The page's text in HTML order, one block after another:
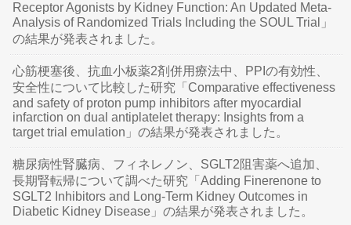
Receptor Agonists by Kidney Function: An Updated Meta-
Analysis of Randomized Trials Including the SOUL Trial」
の結果が発表されました。
心筋梗塞後、抗血小板薬2剤併用療法中、PPIの有効性、
安全性について比較した研究「Comparative effectiveness
and safety of proton pump inhibitors after myocardial
infarction on dual antiplatelet therapy: Insights from a
target trial emulation」の結果が発表されました。
糖尿病性腎臓病、フィネレノン、SGLT2阻害薬へ追加、
長期腎転帰について調べた研究「Adding Finerenone to
SGLT2 Inhibitors and Long-Term Kidney Outcomes in
Diabetic Kidney Disease」の結果が発表されました。